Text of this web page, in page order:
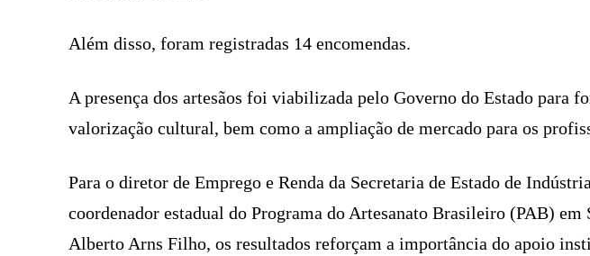
Além disso, foram registradas 14 encomendas.
A presença dos artesãos foi viabilizada pelo Governo do Estado para
valorização cultural, bem como a ampliação de mercado para os
Para o diretor de Emprego e Renda da Secretaria de Estado de
coordenador estadual do Programa do Artesanato Brasileiro (PAB) em
Alberto Arns Filho, os resultados reforçam a importância do apoio